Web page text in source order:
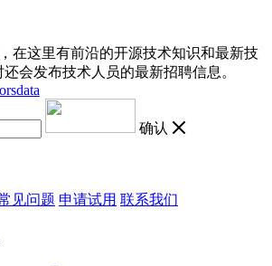
在这里有前沿的开源技术知识和最新技
会发布技术人员的最新招聘信息。
确认
见问题 申请试用 联系我们